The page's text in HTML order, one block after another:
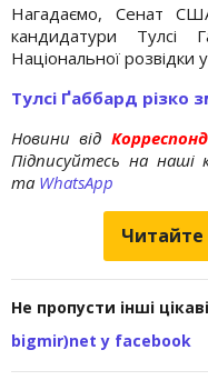
Нагадаємо, Сенат
кандидатури Тулсі
Національної
Тулсі Ґаббард різко
Новини від
Підписуйтесь на наші
та WhatsApp
Читайте
Не пропусти інші
bigmir)net у facebook